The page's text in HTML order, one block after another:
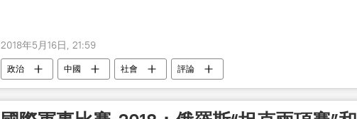
2018年5月16日, 21:59
政治 中國 社會 評論